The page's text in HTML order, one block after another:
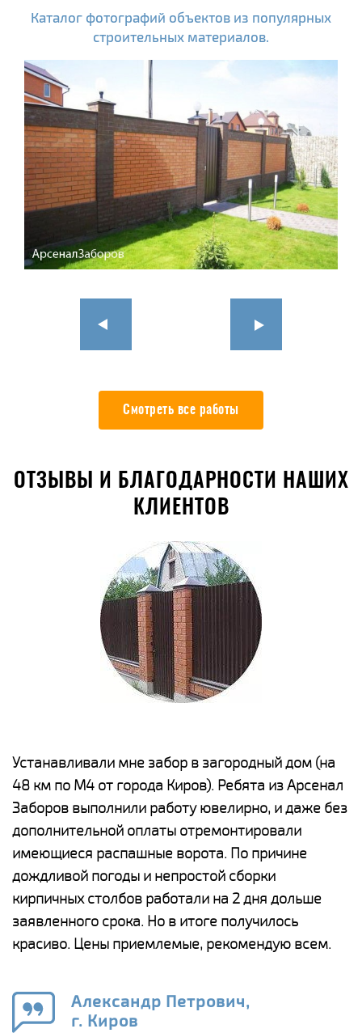
Каталог фотографий объектов из популярных
строительных материалов.
Смотреть все работы
ОТЗЫВЫ И БЛАГОДАРНОСТИ НАШИХ
КЛИЕНТОВ
Устанавливали мне забор в загородный дом (на
48 км по М4 от города Киров). Ребята из Арсенал
Заборов выполнили работу ювелирно, и даже без
дополнительной оплаты отремонтировали
имеющиеся распашные ворота. По причине
дождливой погоды и непростой сборки
кирпичных столбов работали на 2 дня дольше
заявленного срока. Но в итоге получилось
красиво. Цены приемлемые, рекомендую всем.
Александр Петрович,
г. Киров